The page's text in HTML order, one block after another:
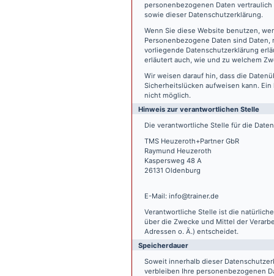
personenbezogenen Daten
sowie dieser Datenschutzerklärung.
Wenn Sie diese Website benutzen,
Personenbezogene Daten sind
vorliegende Datenschutzerklärung
erläutert auch, wie und zu welchem
Wir weisen darauf hin, dass die
Sicherheitslücken aufweisen kann.
nicht möglich.
Hinweis zur verantwortlichen Stelle
Die verantwortliche Stelle für die
TMS Heuzeroth+Partner GbR
Raymund Heuzeroth
Kaspersweg 48 A
26131 Oldenburg
E-Mail: info@trainer.de
Verantwortliche Stelle ist die
über die Zwecke und Mittel der
Adressen o. Ä.) entscheidet.
Speicherdauer
Soweit innerhalb dieser
verbleiben Ihre personenbezogenen